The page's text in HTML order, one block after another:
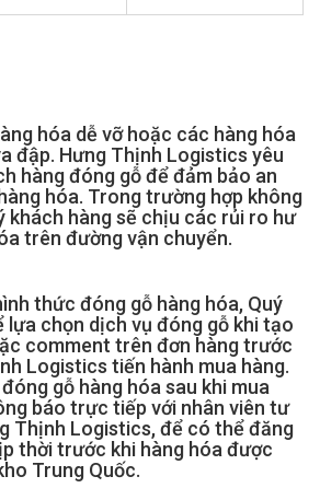
hóa dễ vỡ hoặc các hàng hóa
đập. Hưng Thịnh Logistics yêu
hàng đóng gỗ để đảm bảo an
hóa. Trong trường hợp không
khách hàng sẽ chịu các rủi ro hư
trên đường vận chuyển.
thức đóng gỗ hàng hóa, Quý
lựa chọn dịch vụ đóng gỗ khi tạo
comment trên đơn hàng trước
Logistics tiến hành mua hàng.
gỗ hàng hóa sau khi mua
báo trực tiếp với nhân viên tư
Thịnh Logistics, để có thể đăng
thời trước khi hàng hóa được
Trung Quốc.